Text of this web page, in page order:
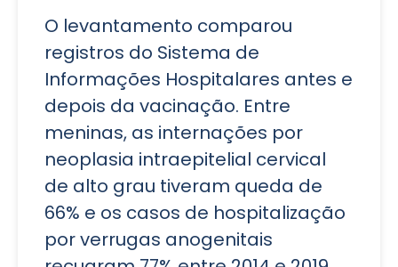
O levantamento comparou
registros do Sistema de
Informações Hospitalares antes e
depois da vacinação. Entre
meninas, as internações por
neoplasia intraepitelial cervical
de alto grau tiveram queda de
66% e os casos de hospitalização
por verrugas anogenitais